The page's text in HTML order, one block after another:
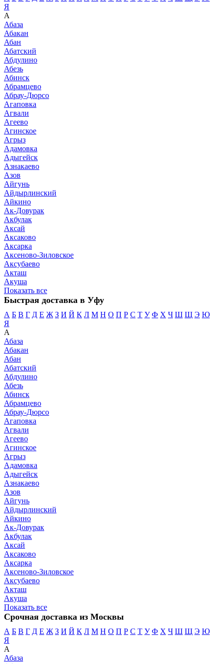
Я
А
Абаза
Абакан
Абан
Абатский
Абдулино
Абезь
Абинск
Абрамцево
Абрау-Дюрсо
Агаповка
Агвали
Агеево
Агинское
Агрыз
Адамовка
Адыгейск
Азнакаево
Азов
Айгунь
Айдырлинский
Айкино
Ак-Довурак
Акбулак
Аксай
Аксаково
Аксарка
Аксеново-Зиловское
Аксубаево
Акташ
Акуша
Показать все
Быстрая доставка в Уфу
А Б В Г Д Е Ж З И Й К Л М Н О П Р С Т У Ф Х Ч Ш Щ Э Ю
Я
А
Абаза
Абакан
Абан
Абатский
Абдулино
Абезь
Абинск
Абрамцево
Абрау-Дюрсо
Агаповка
Агвали
Агеево
Агинское
Агрыз
Адамовка
Адыгейск
Азнакаево
Азов
Айгунь
Айдырлинский
Айкино
Ак-Довурак
Акбулак
Аксай
Аксаково
Аксарка
Аксеново-Зиловское
Аксубаево
Акташ
Акуша
Показать все
Срочная доставка из Москвы
А Б В Г Д Е Ж З И Й К Л М Н О П Р С Т У Ф Х Ч Ш Щ Э Ю
Я
А
Абаза